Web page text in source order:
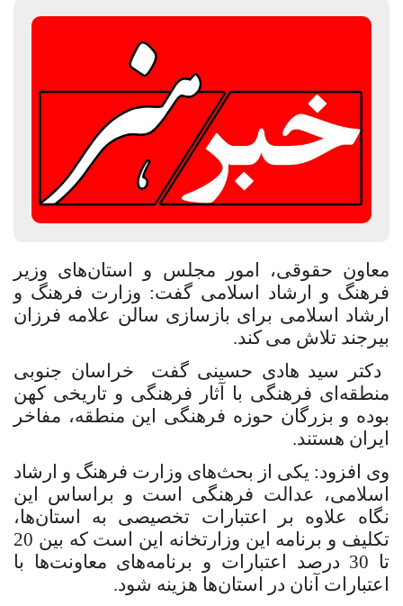
معاون حقوقی، امور مجلس و استان‌های وزیر
فرهنگ و ارشاد اسلامی گفت: وزارت فرهنگ و
ارشاد اسلامی برای بازسازی سالن علامه فرزان
بیرجند تلاش می ‌کند.
دکتر سید هادی حسینی گفت خراسان جنوبی
منطقه‌ای فرهنگی با آثار فرهنگی و تاریخی کهن
بوده و بزرگان حوزه فرهنگی این منطقه، مفاخر
ایران هستند.
وی افزود: یکی از بحث‌های وزارت فرهنگ و ارشاد
اسلامی، عدالت فرهنگی است و براساس این
نگاه علاوه بر اعتبارات تخصیصی به استان‌ها،
تکلیف و برنامه این وزارتخانه این است که بین 20
تا 30 درصد اعتبارات و برنامه‌های معاونت‌ها با
اعتبارات آنان در استان‌ها هزینه شود.